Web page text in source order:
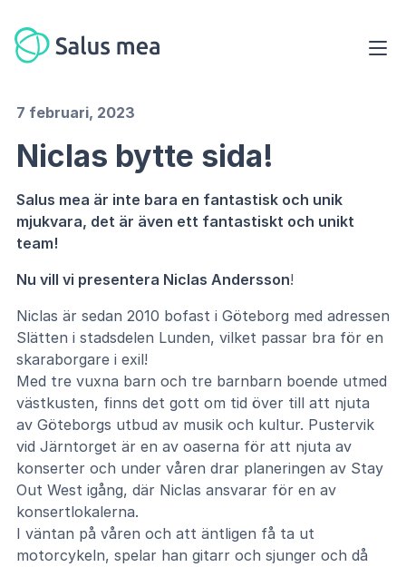
7 februari, 2023
Niclas bytte sida!
Salus mea är inte bara en fantastisk och unik
mjukvara, det är även ett fantastiskt och unikt
team!
Nu vill vi presentera Niclas Andersson!
Niclas är sedan 2010 bofast i Göteborg med adressen
Slätten i stadsdelen Lunden, vilket passar bra för en
skaraborgare i exil!
Med tre vuxna barn och tre barnbarn boende utmed
västkusten, finns det gott om tid över till att njuta
av Göteborgs utbud av musik och kultur. Pustervik
vid Järntorget är en av oaserna för att njuta av
konserter och under våren drar planeringen av Stay
Out West igång, där Niclas ansvarar för en av
konsertlokalerna.
I väntan på våren och att äntligen få ta ut
motorcykeln, spelar han gitarr och sjunger och då